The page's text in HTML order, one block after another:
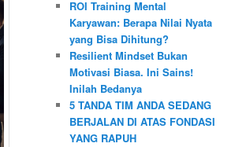
ROI Training Mental
Karyawan: Berapa Nilai Nyata
yang Bisa Dihitung?
Resilient Mindset Bukan
Motivasi Biasa. Ini Sains!
Inilah Bedanya
5 TANDA TIM ANDA SEDANG
BERJALAN DI ATAS FONDASI
YANG RAPUH